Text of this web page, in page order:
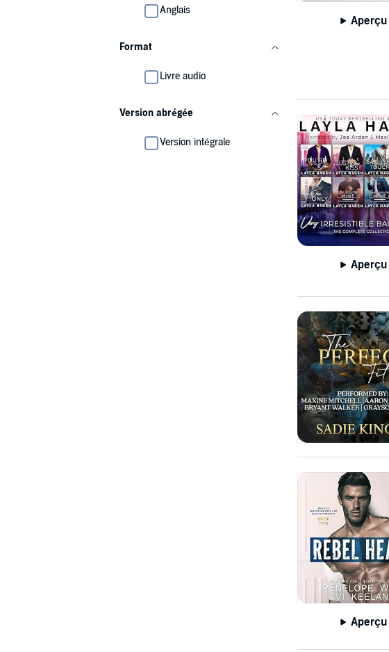
Anglais
Format
Livre audio
Version abrégée
Version intégrale
Aperçu
Aperçu
Aperçu